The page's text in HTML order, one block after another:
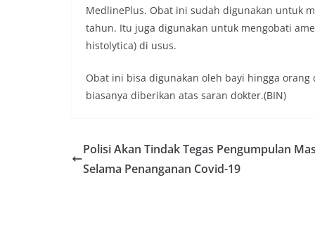
MedlinePlus. Obat ini sudah digunakan untuk
tahun. Itu juga digunakan untuk mengobati
histolytica) di usus.
Obat ini bisa digunakan oleh bayi hingga
biasanya diberikan atas saran dokter.(BIN)
Polisi Akan Tindak Tegas Pengumpulan
Selama Penanganan Covid-19